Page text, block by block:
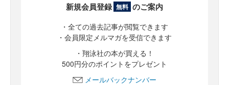
新規会員登録 無料 のご案内
・全ての過去記事が閲覧できます
・会員限定メルマガを受信できます
・翔泳社の本が買える！
500円分のポイントをプレゼント
メールバックナンバー